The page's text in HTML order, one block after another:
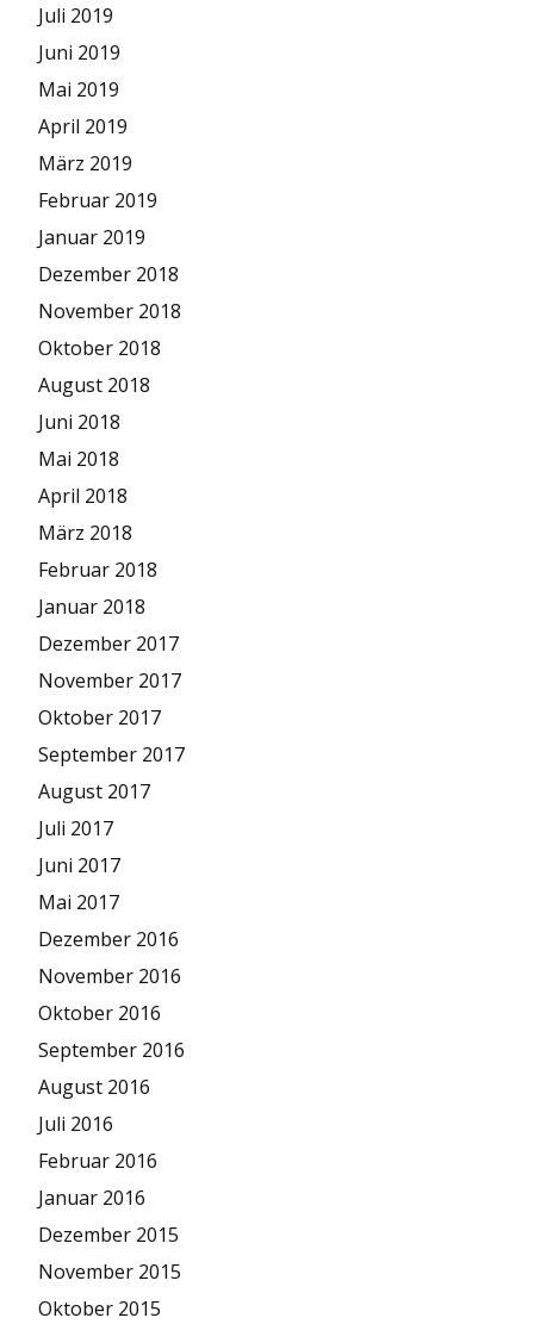
Juli 2019
Juni 2019
Mai 2019
April 2019
März 2019
Februar 2019
Januar 2019
Dezember 2018
November 2018
Oktober 2018
August 2018
Juni 2018
Mai 2018
April 2018
März 2018
Februar 2018
Januar 2018
Dezember 2017
November 2017
Oktober 2017
September 2017
August 2017
Juli 2017
Juni 2017
Mai 2017
Dezember 2016
November 2016
Oktober 2016
September 2016
August 2016
Juli 2016
Februar 2016
Januar 2016
Dezember 2015
November 2015
Oktober 2015